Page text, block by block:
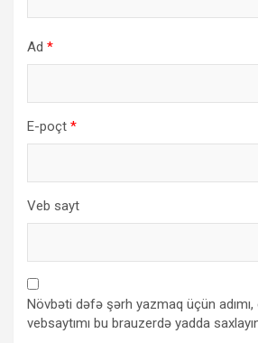
Ad *
E-poçt *
Veb sayt
Növbəti dəfə şərh yazmaq üçün
vebsaytımı bu brauzerdə yadda